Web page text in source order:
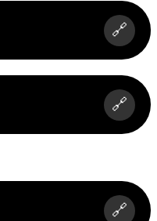
🔗
🔗
🔗